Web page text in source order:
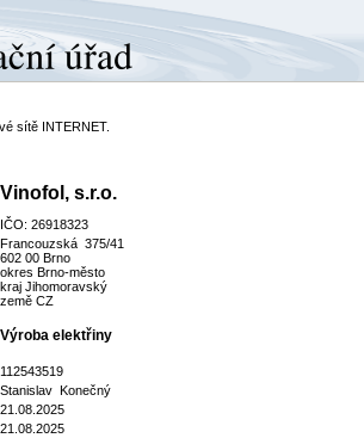
sítě INTERNET.
Vinofol, s.r.o.
IČO: 26918323
Francouzská 375/41
602 00 Brno
okres Brno-město
kraj Jihomoravský
země CZ
Výroba elektřiny
112543519
Stanislav Konečný
21.08.2025
21.08.2025